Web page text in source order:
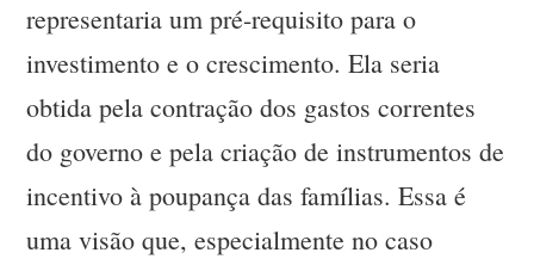
representaria um pré-requisito para o
investimento e o crescimento. Ela seria
obtida pela contração dos gastos correntes
do governo e pela criação de instrumentos de
incentivo à poupança das famílias. Essa é
uma visão que, especialmente no caso